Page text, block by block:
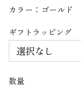
カラー：ゴールド
ギフトラッピング
数量